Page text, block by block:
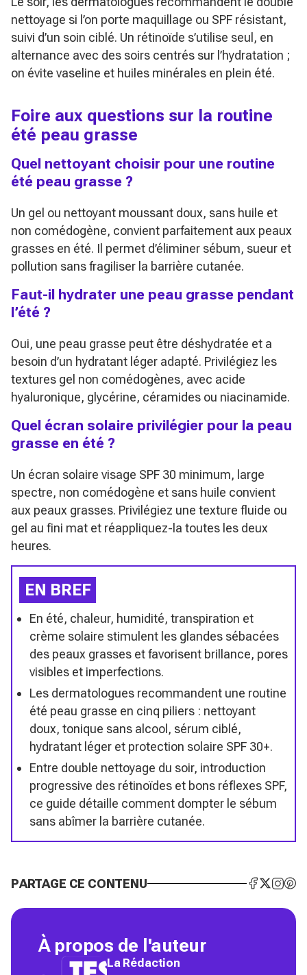
nettoyage si l’on porte maquillage ou SPF résistant,
suivi d’un soin ciblé. Un rétinoïde s’utilise seul, en
alternance avec des soirs centrés sur l’hydratation ;
on évite vaseline et huiles minérales en plein été.
Foire aux questions sur la routine
été peau grasse
Quel nettoyant choisir pour une routine
été peau grasse ?
Un gel ou nettoyant moussant doux, sans huile et
non comédogène, convient parfaitement aux peaux
grasses en été. Il permet d’éliminer sébum, sueur et
pollution sans fragiliser la barrière cutanée.
Faut-il hydrater une peau grasse pendant
l’été ?
Oui, une peau grasse peut être déshydratée et a
besoin d’un hydratant léger adapté. Privilégiez les
textures gel non comédogènes, avec acide
hyaluronique, glycérine, céramides ou niacinamide.
Quel écran solaire privilégier pour la peau
grasse en été ?
Un écran solaire visage SPF 30 minimum, large
spectre, non comédogène et sans huile convient
aux peaux grasses. Privilégiez une texture fluide ou
gel au fini mat et réappliquez-la toutes les deux
heures.
EN BREF
En été, chaleur, humidité, transpiration et
crème solaire stimulent les glandes sébacées
des peaux grasses et favorisent brillance, pores
visibles et imperfections.
Les dermatologues recommandent une routine
été peau grasse en cinq piliers : nettoyant
doux, tonique sans alcool, sérum ciblé,
hydratant léger et protection solaire SPF 30+.
Entre double nettoyage du soir, introduction
progressive des rétinoïdes et bons réflexes SPF,
ce guide détaille comment dompter le sébum
sans abîmer la barrière cutanée.
PARTAGE CE CONTENU
À propos de l'auteur
La Rédaction